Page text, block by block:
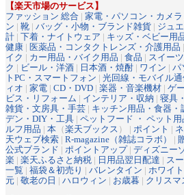
【楽天市場のサービス】
ファッション 総合 | 家電・パソコン・カメ
ン | 靴 | バッグ・小物・ブランド雑貨 | ジュ
計 | 下着・ナイトウェア | キッズ・ベビー用
健康 | 医薬品・コンタクトレンズ・介護用品 |
イク | カー用品・バイク用品 | 食品 | スイー
ク | ビール・洋酒 | 日本酒・焼酎 | ワイン | パ
トPC・スマートフォン | 光回線・モバイル
ィオ | 家電 | CD・DVD | 楽器・音楽機材 | ゲ
ビス・リフォーム | インテリア・収納 | 寝具
雑貨・文房具・手芸 | キッチン用品・食器・
デン・DIY・工具 | ペットフード ・ ペット用
ルフ用品 | 本 （楽天ブックス ） | ポイント |
天ウェブ検索 | R-magazine（雑誌コラボ） |
公式ブランド | ポイントアップ| ディズニー
楽 | 楽天ふるさと納税 | 日用品翌日配達 | ス
一覧 | 福袋＆初売り | バレンタイン | ホワイ
元 | 敬老の日 | ハロウィン | お歳暮 | クリスマ